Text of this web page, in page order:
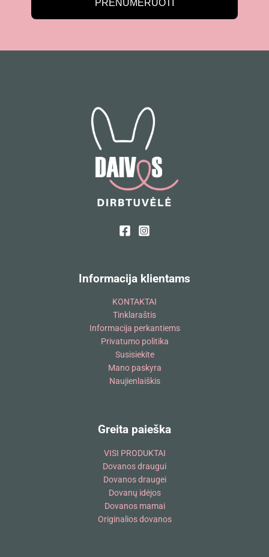
PRENUMERUOTI
Informacija klientams
KONTAKTAI
Tinklaraštis
Informacija perkantiems
Privatumo politika
Susisiekite
Mano paskyra
Naujienlaiškis
Greita paieška
VISI PRODUKTAI
Dovanos draugui
Dovanos draugei
Dovanų idėjos
Dovanos mamai
Originalios dovanos